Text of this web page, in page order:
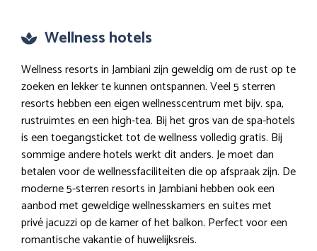
Wellness hotels
Wellness resorts in Jambiani zijn geweldig om de rust op te
zoeken en lekker te kunnen ontspannen. Veel 5 sterren
resorts hebben een eigen wellnesscentrum met bijv. spa,
rustruimtes en een high-tea. Bij het gros van de spa-hotels
is een toegangsticket tot de wellness volledig gratis. Bij
sommige andere hotels werkt dit anders. Je moet dan
betalen voor de wellnessfaciliteiten die op afspraak zijn. De
moderne 5-sterren resorts in Jambiani hebben ook een
aanbod met geweldige wellnesskamers en suites met
privé jacuzzi op de kamer of het balkon. Perfect voor een
romantische vakantie of huwelijksreis.